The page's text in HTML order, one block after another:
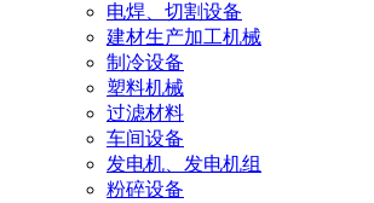
电焊、切割设备
建材生产加工机械
制冷设备
塑料机械
过滤材料
车间设备
发电机、发电机组
粉碎设备